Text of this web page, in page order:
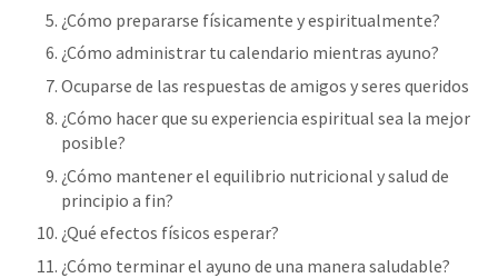
¿Cómo prepararse físicamente y espiritualmente?
¿Cómo administrar tu calendario mientras ayuno?
Ocuparse de las respuestas de amigos y seres queridos
¿Cómo hacer que su experiencia espiritual sea la mejor
posible?
¿Cómo mantener el equilibrio nutricional y salud de
principio a fin?
¿Qué efectos físicos esperar?
¿Cómo terminar el ayuno de una manera saludable?